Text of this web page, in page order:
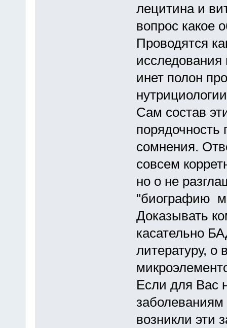
лецитина и
вопрос какое
Проводятся
инет полон
Сам состав
порядочность
сомнения.
совсем
но о не
"биографию
Доказывать
касательно
литературу, о
Если для Вас
возникли эти